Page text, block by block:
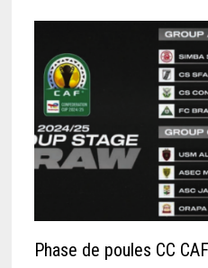
Phase de poules CC CAF